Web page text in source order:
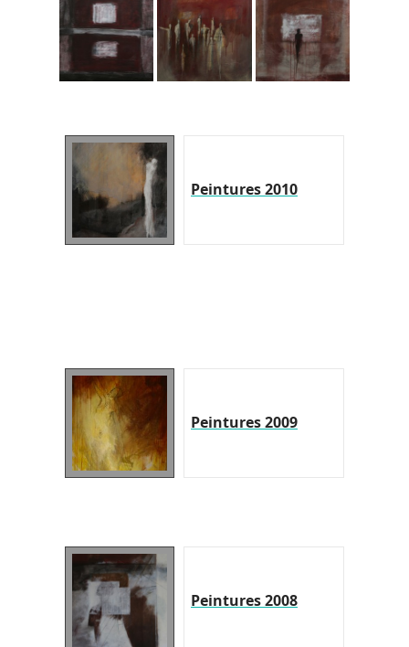
Peintures 2010
Peintures 2009
Peintures 2008